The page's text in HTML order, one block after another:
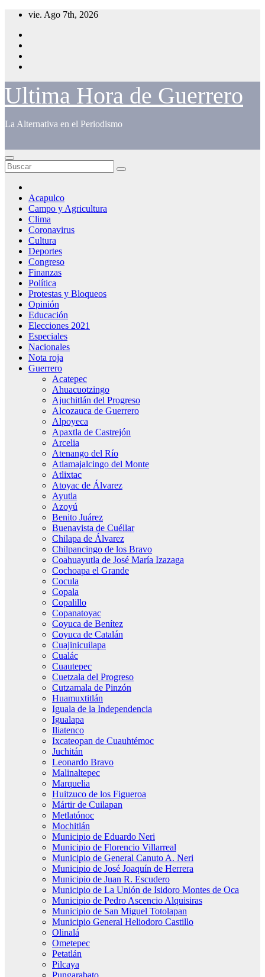
Saltar
contenido
vie. Ago 7th, 2026
Ultima Hora de Guerrero
La Alternativa en el Periodismo
Acapulco
Campo y Agricultura
Clima
Coronavirus
Cultura
Deportes
Congreso
Finanzas
Política
Protestas y Bloqueos
Opinión
Educación
Elecciones 2021
Especiales
Nacionales
Nota roja
Guerrero
Acatepec
Ahuacuotzingo
Ajuchitlán del Progreso
Alcozauca de Guerrero
Alpoyeca
Apaxtla de Castrejón
Arcelia
Atenango del Río
Atlamajalcingo del Monte
Atlixtac
Atoyac de Álvarez
Ayutla
Azoyú
Benito Juárez
Buenavista de Cuéllar
Chilapa de Álvarez
Chilpancingo de los Bravo
Coahuayutla de José María Izazaga
Cochoapa el Grande
Cocula
Copala
Copalillo
Copanatoyac
Coyuca de Benítez
Coyuca de Catalán
Cuajinicuilapa
Cualác
Cuautepec
Cuetzala del Progreso
Cutzamala de Pinzón
Huamuxtitlán
Iguala de la Independencia
Igualapa
Iliatenco
Ixcateopan de Cuauhtémoc
Juchitán
Leonardo Bravo
Malinaltepec
Marquelia
Huitzuco de los Figueroa
Mártir de Cuilapan
Metlatónoc
Mochitlán
Municipio de Eduardo Neri
Municipio de Florencio Villarreal
Municipio de General Canuto A. Neri
Municipio de José Joaquín de Herrera
Municipio de Juan R. Escudero
Municipio de La Unión de Isidoro Montes de Oca
Municipio de Pedro Ascencio Alquisiras
Municipio de San Miguel Totolapan
Municipio General Heliodoro Castillo
Olinalá
Ometepec
Petatlán
Pilcaya
Pungarabato